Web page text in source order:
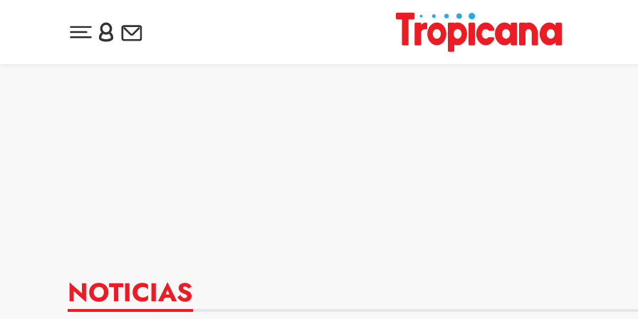
Desplegar menú principal
Inicia sesión o regístrate
Newsletter
NOTICIAS